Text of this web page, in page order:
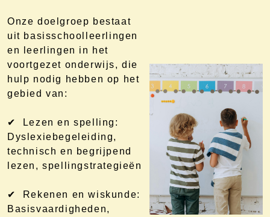
Onze doelgroep bestaat
uit basisschoolleerlingen
en leerlingen in het
voortgezet onderwijs, die
hulp nodig hebben op het
gebied van:
✔ Lezen en spelling:
Dyslexiebegeleiding,
technisch en begrijpend
lezen, spellingstrategieën
✔ Rekenen en wiskunde:
Basisvaardigheden,